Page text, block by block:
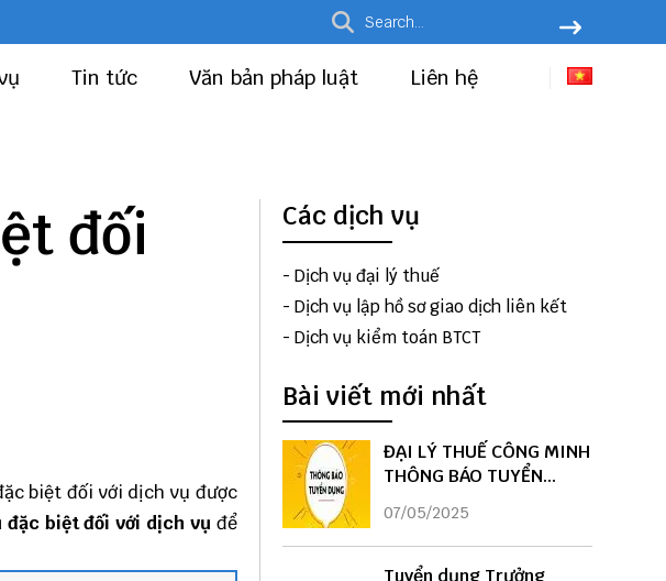
Tin tức Văn bản pháp luật Liên hệ
đối
biệt đối với dịch vụ được
biệt đối với dịch vụ để
Các dịch vụ
- Dịch vụ đại lý thuế
- Dịch vụ lập hồ sơ giao dịch liên kết
- Dịch vụ kiểm toán BTCT
Bài viết mới nhất
ĐẠI LÝ THUẾ CÔNG MINH
THÔNG BÁO TUYỂN
DỤNG
07/05/2025
Tuyển dụng Trưởng